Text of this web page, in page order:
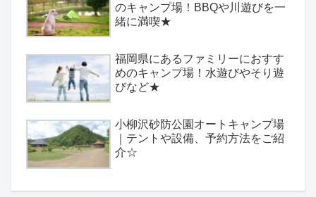
のキャンプ場！BBQや川遊びを一
緒に満喫★
福岡県にあるファミリーにおすす
めのキャンプ場！水遊びやそり遊
びなど★
小柳沢砂防公園オートキャンプ場
｜テントや設備、予約方法をご紹
介☆